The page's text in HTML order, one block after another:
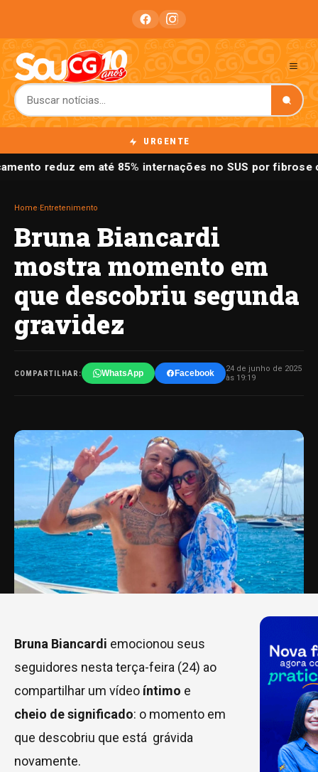
URGENTE
reduz em até 85% internações no SUS por fibrose
Home Entretenimento
Bruna Biancardi
mostra momento em
que descobriu segunda
gravidez
COMPARTILHAR: WhatsApp Facebook
24 de junho de 2025
às 19:19
Bruna Biancardi emocionou seus
seguidores nesta terça-feira (24) ao
compartilhar um vídeo íntimo e
cheio de significado: o momento em
que descobriu que está grávida
novamente.